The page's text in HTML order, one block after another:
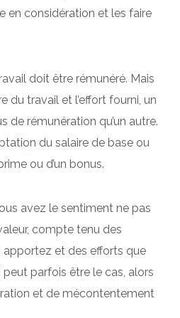
en considération et les faire
doit être rémunéré. Mais
du travail et l’effort fourni, un
de rémunération qu’un autre.
du salaire de base ou
ou d’un bonus.
avez le sentiment ne pas
compte tenu des
et des efforts que
parfois être le cas, alors
et de mécontentement